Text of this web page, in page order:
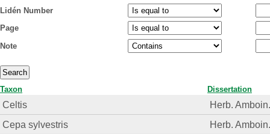
Lidén Number
Page
Note
Taxon Dissertation
Celtis
Herb.
Cepa sylvestris
Herb.